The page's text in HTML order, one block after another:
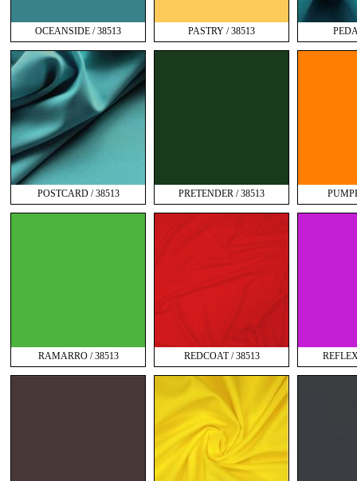
OCEANSIDE / 38513 PASTRY / 38513
POSTCARD / 38513 PRETENDER / 38513
RAMARRO / 38513 REDCOAT / 38513